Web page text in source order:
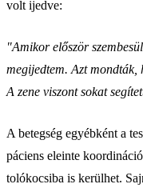
volt ijedve:
"Amikor először
megijedtem. Azt mondták,
A zene viszont sokat
A betegség egyébként a
páciens eleinte
tolókocsiba is kerülhet.